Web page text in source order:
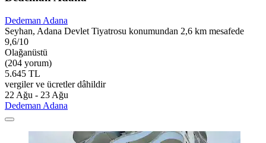
Dedeman Adana
Seyhan, Adana Devlet Tiyatrosu konumundan 2,6 km mesafede
9,6/10
Olağanüstü
(204 yorum)
5.645 TL
vergiler ve ücretler dâhildir
22 Ağu - 23 Ağu
Dedeman Adana